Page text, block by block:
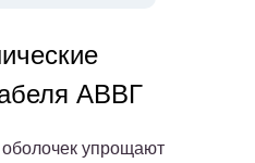
АВВГ
упрощают